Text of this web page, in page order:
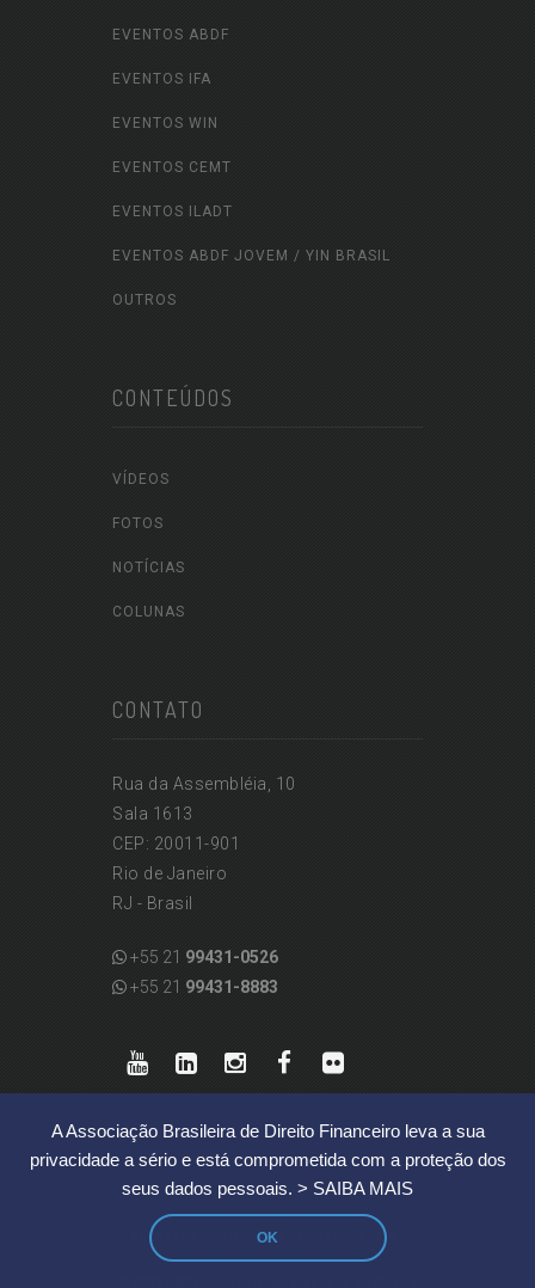
A Associação Brasileira de Direito Financeiro leva a sua
privacidade a sério e está comprometida com a proteção dos
seus dados pessoais. > SAIBA MAIS
OK
EVENTOS ABDF
EVENTOS IFA
EVENTOS WIN
EVENTOS CEMT
EVENTOS ILADT
EVENTOS ABDF JOVEM / YIN BRASIL
OUTROS
CONTEÚDOS
VÍDEOS
FOTOS
NOTÍCIAS
COLUNAS
CONTATO
Rua da Assembléia, 10
Sala 1613
CEP: 20011-901
Rio de Janeiro
RJ - Brasil
+55 21 99431-0526
+55 21 99431-8883
REGRAS DE PROTEÇÃO DE DADOS PESSOAIS